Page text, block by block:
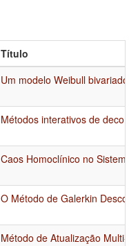
Título
Um modelo Weibull
Métodos interativos de
Caos Homoclínico no
O Método de Galerkin
Método de Atualização